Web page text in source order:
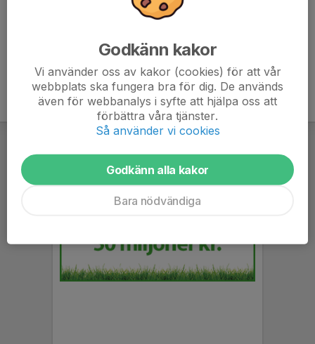
Godkänn kakor
Vi använder oss av kakor (cookies) för att vår
webbplats ska fungera bra för dig. De används
även för webbanalys i syfte att hjälpa oss att
förbättra våra tjänster.
Så använder vi cookies
Godkänn alla kakor
Bara nödvändiga